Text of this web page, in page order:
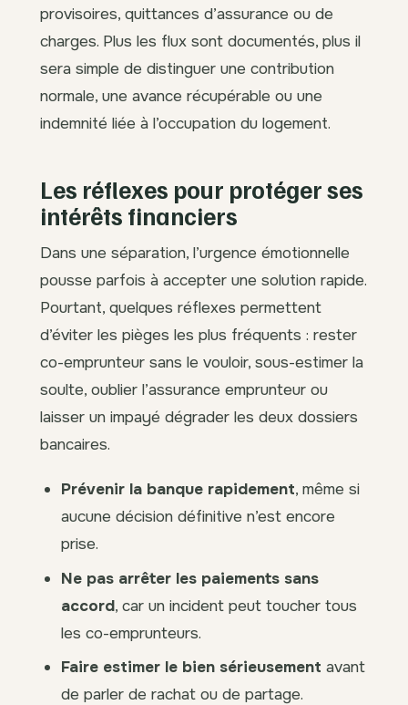
provisoires, quittances d’assurance ou de
charges. Plus les flux sont documentés, plus il
sera simple de distinguer une contribution
normale, une avance récupérable ou une
indemnité liée à l’occupation du logement.
Les réflexes pour protéger ses
intérêts financiers
Dans une séparation, l’urgence émotionnelle
pousse parfois à accepter une solution rapide.
Pourtant, quelques réflexes permettent
d’éviter les pièges les plus fréquents : rester
co-emprunteur sans le vouloir, sous-estimer la
soulte, oublier l’assurance emprunteur ou
laisser un impayé dégrader les deux dossiers
bancaires.
Prévenir la banque rapidement, même si
aucune décision définitive n’est encore
prise.
Ne pas arrêter les paiements sans
accord, car un incident peut toucher tous
les co-emprunteurs.
Faire estimer le bien sérieusement avant
de parler de rachat ou de partage.